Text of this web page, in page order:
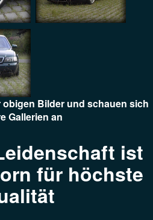
Bilder und schauen sich
Gallerien an
ist
für höchste